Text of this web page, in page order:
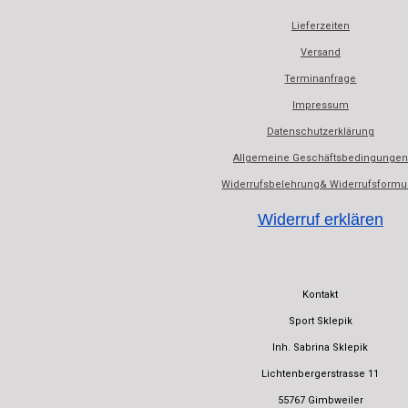
Lieferzeiten
Versand
Terminanfrage
Impressum
Datenschutzerklärung
Allgemeine Geschäftsbedingungen
Widerrufsbelehrung&
Widerruf erklären
Kontakt
Sport Sklepik
Inh. Sabrina Sklepik
Lichtenbergerstrasse 11
55767 Gimbweiler